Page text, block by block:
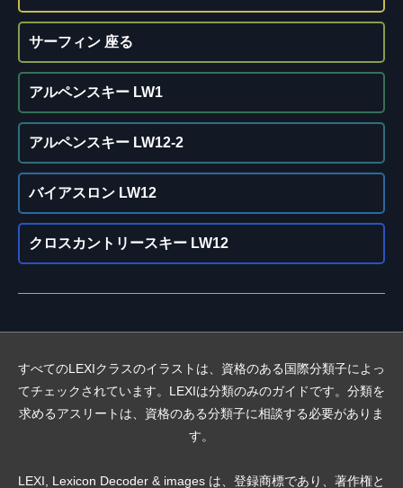
サーフィン 座る
アルペンスキー LW1
アルペンスキー LW12-2
バイアスロン LW12
クロスカントリースキー LW12
すべてのLEXIクラスのイラストは、資格のある国際分類子によっ
てチェックされています。LEXIは分類のみのガイドです。分類を
求めるアスリートは、資格のある分類子に相談する必要がありま
す。
LEXI, Lexicon Decoder & images は、登録商標であり、著作権と